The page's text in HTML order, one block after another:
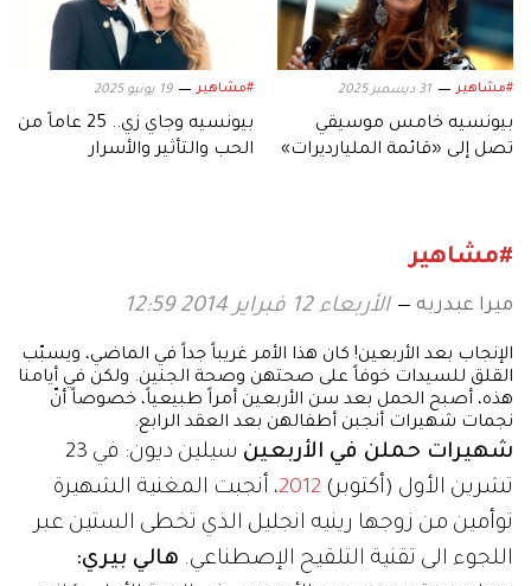
#مشاهير 31 ديسمبر 2025
بيونسيه خامس موسيقي
تصل إلى «قائمة المليارديرات»
#مشاهير 19 يونيو 2025
بيونسيه وجاي زي.. 25 عاماً من
الحب والتأثير والأسرار
#مشاهير
ميرا عبدربه الأربعاء 12 فبراير 2014 12:59
الإنجاب بعد الأربعين! كان هذا الأمر غريباً جداً في الماضي، ويسبّب
القلق للسيدات خوفاً على صحتهن وصحة الجنين. ولكن في أيامنا
هذه، أصبح الحمل بعد سن الأربعين أمراً طبيعياً، خصوصاً أنّ
نجمات شهيرات أنجبن أطفالهن بعد العقد الرابع.
شهيرات حملن في الأربعين
سيلين ديون: في 23
تشرين الأول (أكتوبر) 2012، أنجبت المغنية الشهيرة
توأمين من زوجها رينيه انجليل الذي تخطى الستين عبر
اللجوء الى تقنية التلقيح الإصطناعي. هالي بيري: